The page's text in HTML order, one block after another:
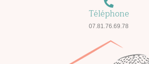
Téléphone
07.81.76.69.78